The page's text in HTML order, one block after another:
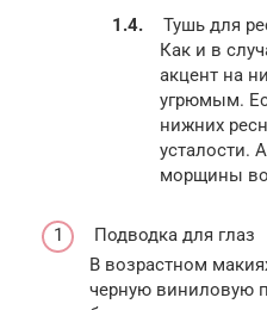
Тушь для
Как и в
акцент на
угрюмым.
нижних
усталости.
морщины
Подводка для глаз
В возрастном
черную виниловую